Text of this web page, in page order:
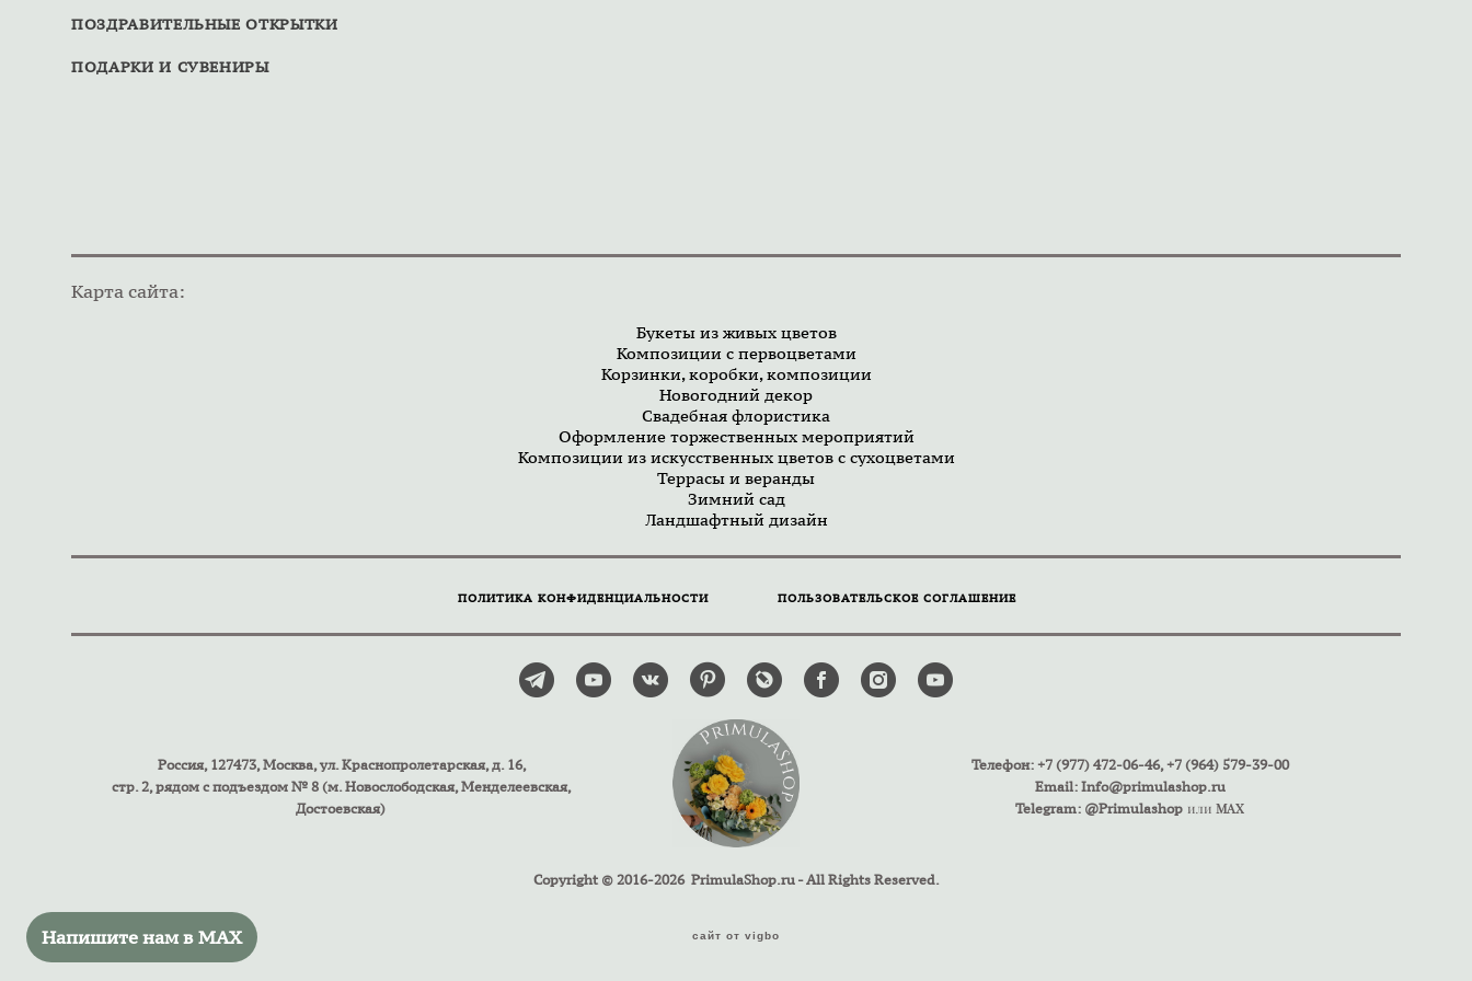
ПОЗДРАВИТЕЛЬНЫЕ ОТКРЫТКИ
ПОДАРКИ И СУВЕНИРЫ
Карта сайта:
Букеты из живых цветов
Композиции с первоцветами
Корзинки, коробки, композиции
Новогодний декор
Свадебная флористика
Оформление торжественных мероприятий
Композиции из искусственных цветов с сухоцветами
Террасы и веранды
Зимний сад
Ландшафтный дизайн
ПОЛИТИКА КОНФИДЕНЦИАЛЬНОСТИ ПОЛЬЗОВАТЕЛЬСКОЕ СОГЛАШЕНИЕ
Россия, 127473, Москва, ул. Краснопролетарская, д. 16,
стр. 2, рядом с подъездом № 8 (м. Новослободская, Менделеевская,
Достоевская)
Телефон: +7 (977) 472-06-46, +7 (964) 579-39-00
Email: Info@primulashop.ru
Telegram: @Primulashop илиMAX
Copyright © 2016-2026 PrimulaShop.ru - All Rights Reserved.
Напишите нам в MAX сайт от vigbo